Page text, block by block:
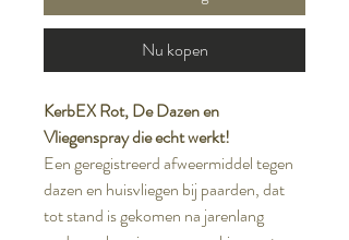
Nu kopen
KerbEX Rot, De Dazen en
Vliegenspray die echt werkt!
Een geregistreerd afweermiddel tegen
dazen en huisvliegen bij paarden, dat
tot stand is gekomen na jarenlang